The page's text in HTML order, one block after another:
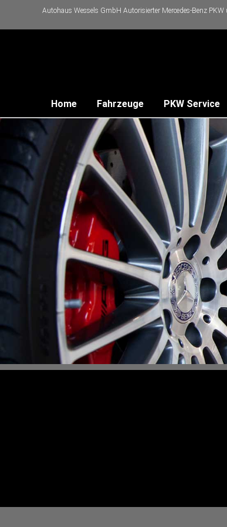
Autohaus Wessels GmbH Autorisierter Mercedes-Benz PKW
Home Fahrzeuge PKW Service